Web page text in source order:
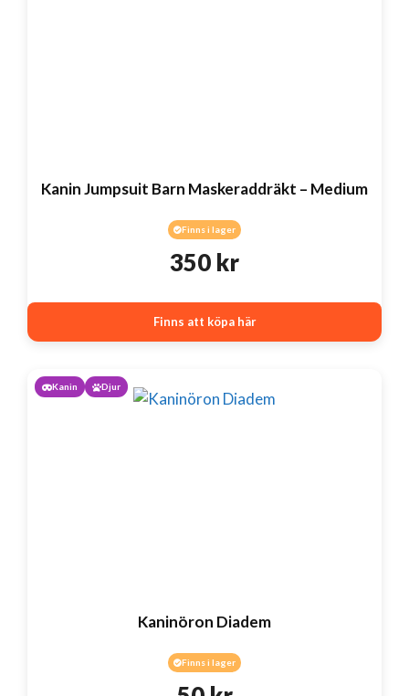
Kanin Jumpsuit Barn Maskeraddräkt – Medium
Finns i lager
350 kr
Finns att köpa här
Kanin Djur
Kaninöron Diadem
Finns i lager